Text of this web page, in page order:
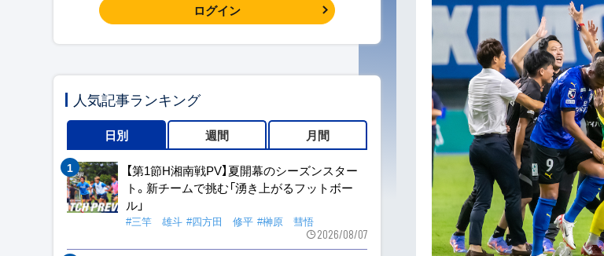
ログイン
人気記事ランキング
日別 週間 月間
【第1節H湘南戦PV】夏開幕のシーズンスター
ト。新チームで挑む「湧き上がるフットボー
ル」
#三竿 雄斗 #四方田 修平 #榊原 彗悟
2026/08/07